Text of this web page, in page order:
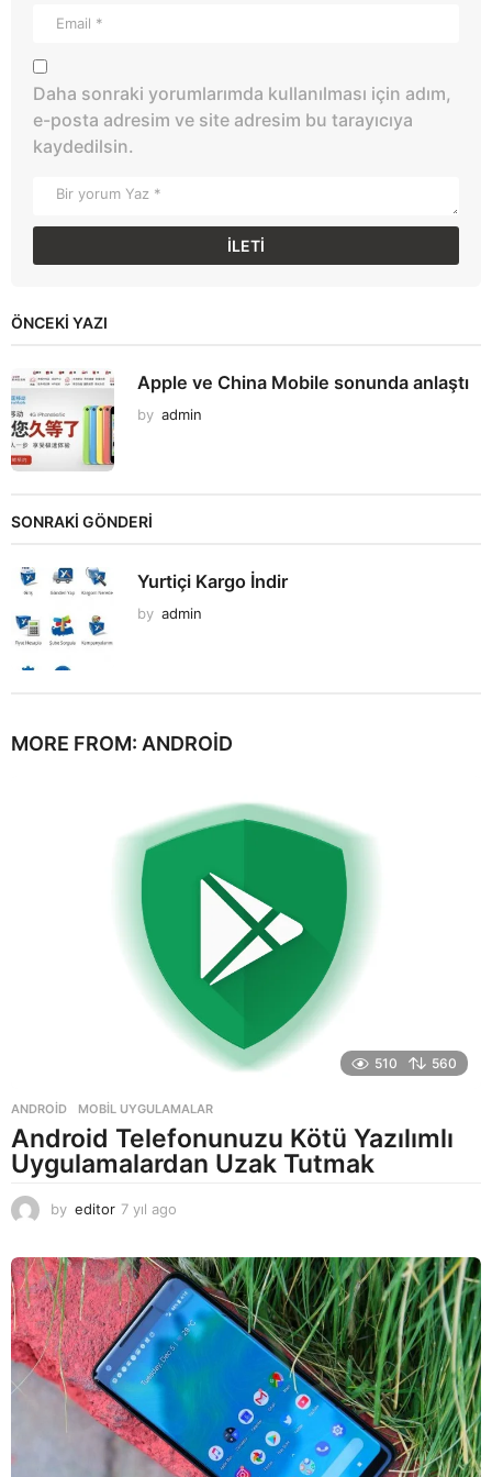
Daha sonraki yorumlarımda kullanılması için adım,
e-posta adresim ve site adresim bu tarayıcıya
kaydedilsin.
ÖNCEKI YAZI
Apple ve China Mobile sonunda anlaştı
by admin
SONRAKİ GÖNDERİ
Yurtiçi Kargo İndir
by admin
MORE FROM: ANDROID
510 560
ANDROID ,MOBIL UYGULAMALAR
Android Telefonunuzu Kötü Yazılımlı
Uygulamalardan Uzak Tutmak
by editor 7 yıl ago
l
a
g
o